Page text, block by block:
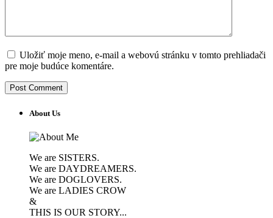
Uložiť moje meno, e-mail a webovú stránku v tomto prehliadači
pre moje budúce komentáre.
About Us
We are SISTERS.
We are DAYDREAMERS.
We are DOGLOVERS.
We are LADIES CROW
&
THIS IS OUR STORY...